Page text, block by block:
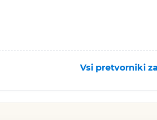
Vsi pretvorniki